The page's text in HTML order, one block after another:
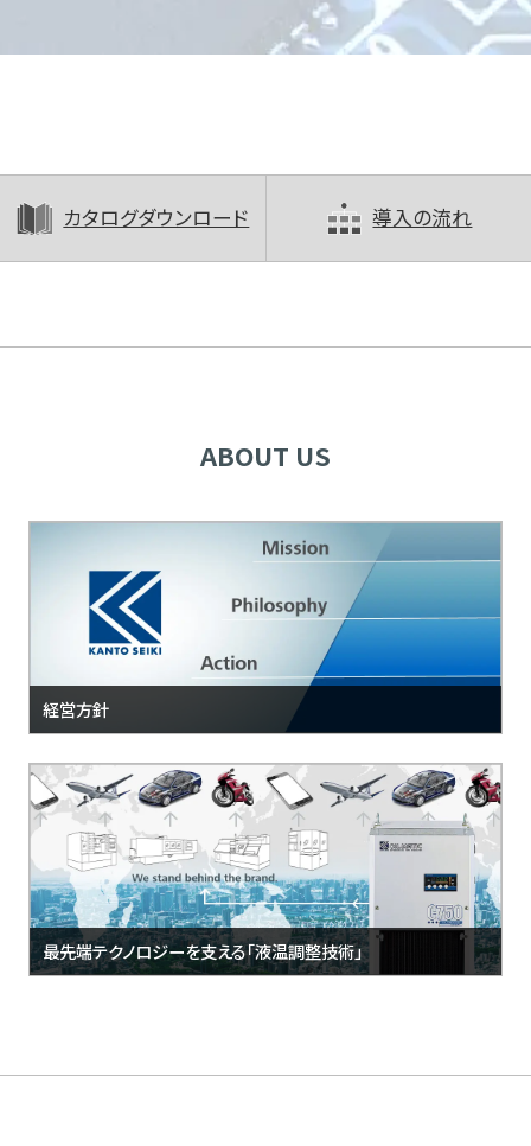
カタログダウンロード 導入の流れ
ABOUT US
経営方針
最先端テクノロジーを支える「液温調整技術」